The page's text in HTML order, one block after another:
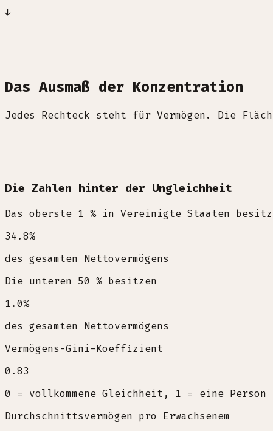
↓
Das Ausmaß der Konzentration
Jedes Rechteck steht für Vermögen. Die
Die Zahlen hinter der Ungleichheit
Das oberste 1 % in Vereinigte Staaten
34.8%
des gesamten Nettovermögens
Die unteren 50 % besitzen
1.0%
des gesamten Nettovermögens
Vermögens-Gini-Koeffizient
0.83
0 = vollkommene Gleichheit, 1 = eine
Durchschnittsvermögen pro Erwachsenem